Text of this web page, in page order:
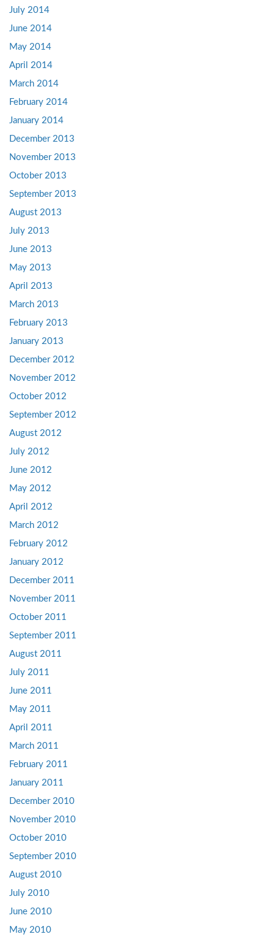
July 2014
June 2014
May 2014
April 2014
March 2014
February 2014
January 2014
December 2013
November 2013
October 2013
September 2013
August 2013
July 2013
June 2013
May 2013
April 2013
March 2013
February 2013
January 2013
December 2012
November 2012
October 2012
September 2012
August 2012
July 2012
June 2012
May 2012
April 2012
March 2012
February 2012
January 2012
December 2011
November 2011
October 2011
September 2011
August 2011
July 2011
June 2011
May 2011
April 2011
March 2011
February 2011
January 2011
December 2010
November 2010
October 2010
September 2010
August 2010
July 2010
June 2010
May 2010